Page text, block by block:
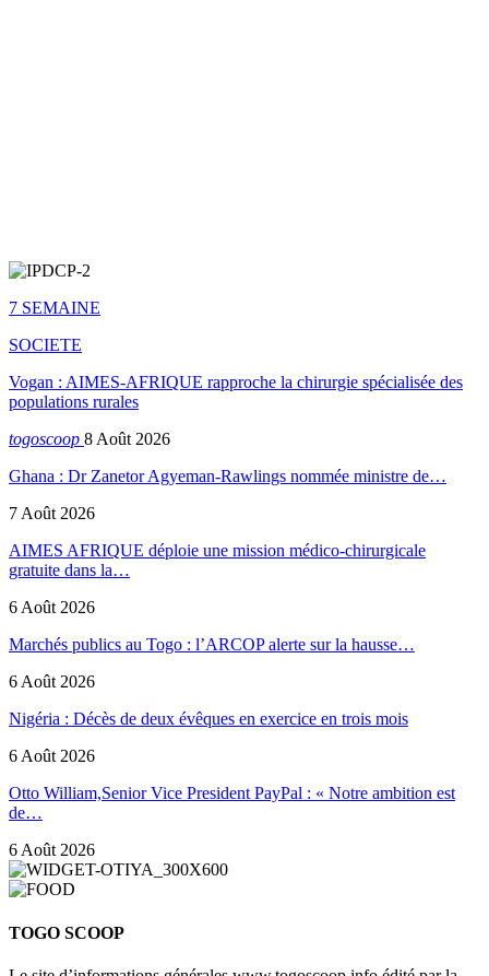
7 SEMAINE
SOCIETE
Vogan : AIMES-AFRIQUE rapproche la chirurgie spécialisée des
populations rurales
togoscoop 8 Août 2026
Ghana : Dr Zanetor Agyeman-Rawlings nommée ministre de…
7 Août 2026
AIMES AFRIQUE déploie une mission médico-chirurgicale
gratuite dans la…
6 Août 2026
Marchés publics au Togo : l’ARCOP alerte sur la hausse…
6 Août 2026
Nigéria : Décès de deux évêques en exercice en trois mois
6 Août 2026
Otto William,Senior Vice President PayPal : « Notre ambition est
de…
6 Août 2026
TOGO SCOOP